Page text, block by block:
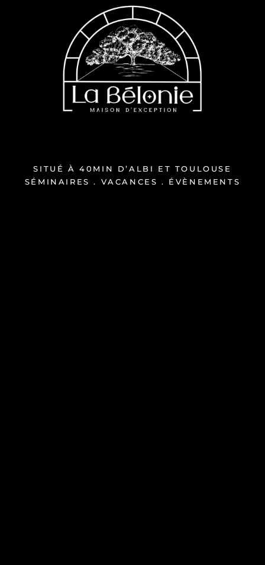
SITUÉ À 40MIN D’ALBI ET TOULOUSE
SÉMINAIRES . VACANCES . ÉVÈNEMENTS